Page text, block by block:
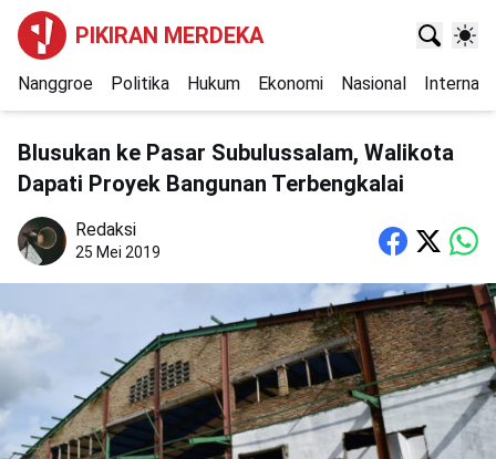
PIKIRAN MERDEKA
Nanggroe Politika Hukum Ekonomi Nasional
Blusukan ke Pasar Subulussalam, Walikota
Dapati Proyek Bangunan Terbengkalai
Redaksi
25 Mei 2019